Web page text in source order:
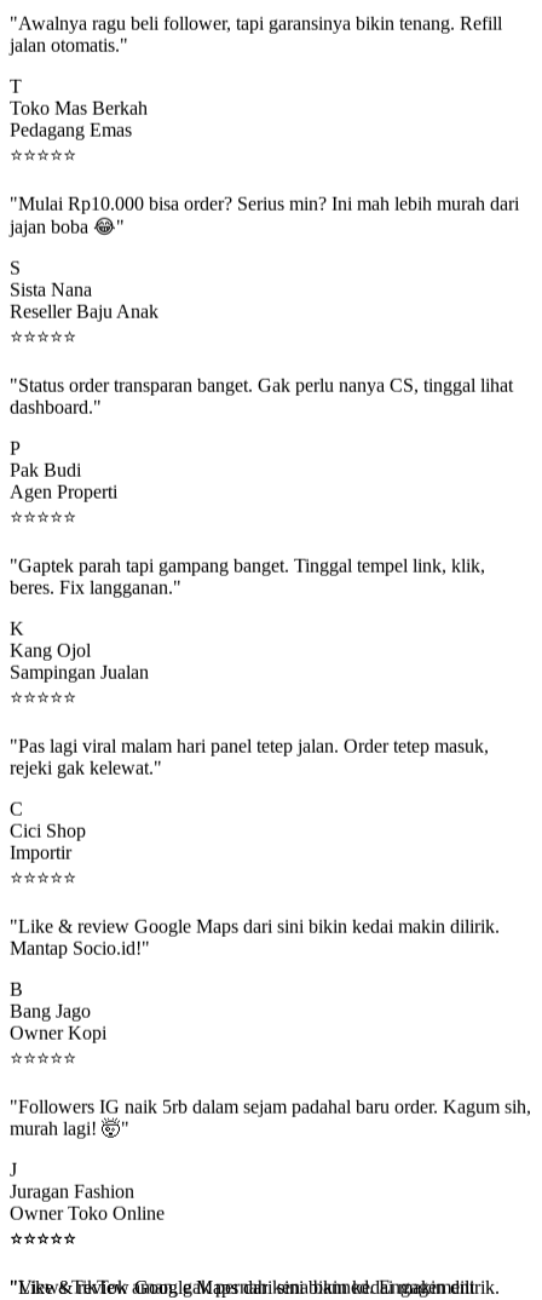
jalan otomatis."
Toko Mas Berkah
Pedagang Emas
⭐⭐⭐⭐⭐
jajan boba 😂"
Sista Nana
Reseller Baju Anak
⭐⭐⭐⭐⭐
dashboard."
Pak Budi
Agen Properti
⭐⭐⭐⭐⭐
beres. Fix langganan."
Kang Ojol
Sampingan Jualan
⭐⭐⭐⭐⭐
rejeki gak kelewat."
Cici Shop
Importir
⭐⭐⭐⭐⭐
Mantap Socio.id!"
Bang Jago
Owner Kopi
⭐⭐⭐⭐ ⭐
murah lagi! 🤯"
Juragan Fashion
Owner Toko Online
⭐⭐⭐⭐ ⭐
beneran naik, algoritma suka."